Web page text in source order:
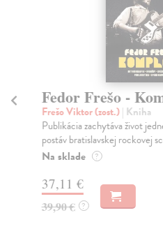
Fedor Frešo -
Frešo Viktor (zost.)| Kniha
Publikácia zachytáva život
postáv bratislavskej rockovej
Na sklade ?
37,11 €
39,90 € ?